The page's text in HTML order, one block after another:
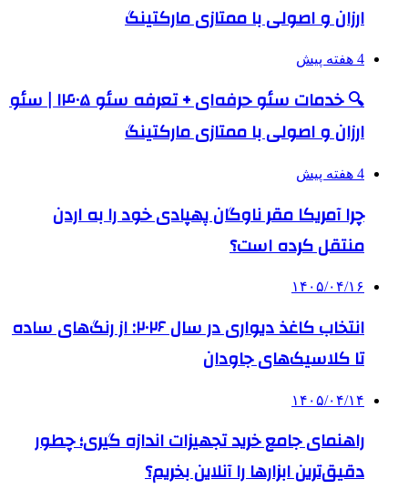
ارزان و اصولی با ممتازی مارکتینگ
4 هفته پیش
🔍 خدمات سئو حرفه‌ای + تعرفه سئو ۱۴۰۵ | سئو
ارزان و اصولی با ممتازی مارکتینگ
4 هفته پیش
چرا آمریکا مقر ناوگان پهپادی خود را به اردن
منتقل کرده است؟
۱۴۰۵/۰۴/۱۶
انتخاب کاغذ دیواری در سال ۲۰۲۶: از رنگ‌های ساده
تا کلاسیک‌های جاودان
۱۴۰۵/۰۴/۱۴
راهنمای جامع خرید تجهیزات اندازه گیری؛ چطور
دقیق‌ترین ابزارها را آنلاین بخریم؟